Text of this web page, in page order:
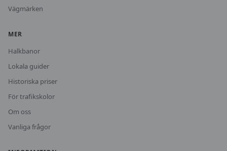
Vägmärken
MER
Halkbanor
Lokala guider
Historiska priser
För trafikskolor
Om oss
Vanliga frågor